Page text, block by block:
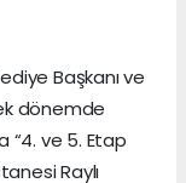
Başkanı ve
dönemde
“4. ve 5. Etap
Raylı